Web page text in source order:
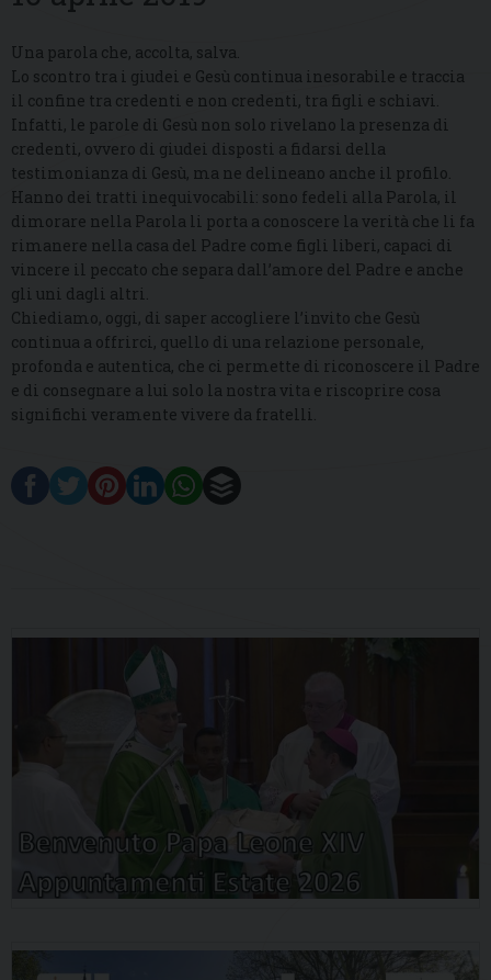
Una parola che, accolta, salva.
Lo scontro tra i giudei e Gesù continua inesorabile e traccia
il confine tra credenti e non credenti, tra figli e schiavi.
Infatti, le parole di Gesù non solo rivelano la presenza di
credenti, ovvero di giudei disposti a fidarsi della
testimonianza di Gesù, ma ne delineano anche il profilo.
Hanno dei tratti inequivocabili: sono fedeli alla Parola, il
dimorare nella Parola li porta a conoscere la verità che li fa
rimanere nella casa del Padre come figli liberi, capaci di
vincere il peccato che separa dall’amore del Padre e anche
gli uni dagli altri.
Chiediamo, oggi, di saper accogliere l’invito che Gesù
continua a offrirci, quello di una relazione personale,
profonda e autentica, che ci permette di riconoscere il Padre
e di consegnare a lui solo la nostra vita e riscoprire cosa
significhi veramente vivere da fratelli.